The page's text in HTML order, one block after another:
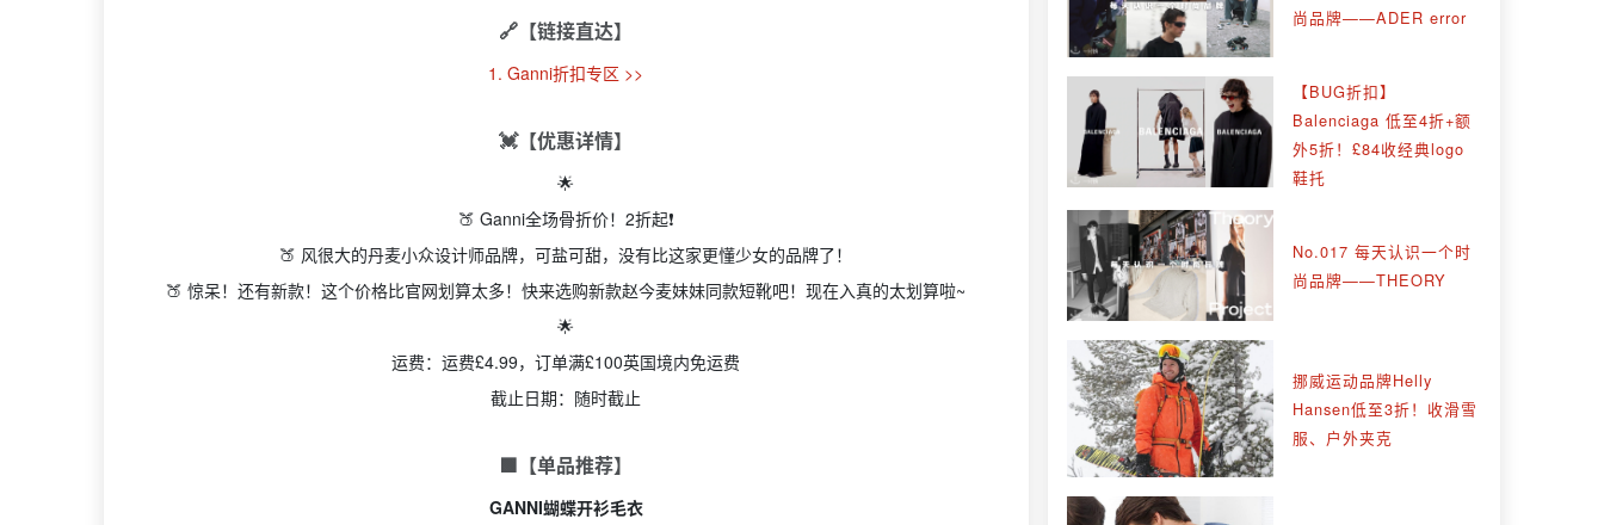
🔗【链接直达】
1. Ganni折扣专区 >>
💓【优惠详情】
🌟
🍑 Ganni全场骨折价！2折起❗
🍑 风很大的丹麦小众设计师品牌，可盐可甜，没有比这家更懂少女的品牌了！
🍑 惊呆！还有新款！这个价格比官网划算太多！快来选购新款赵今麦妹妹同款短靴吧！现在入真的太划算啦~
🌟
运费：运费£4.99，订单满£100英国境内免运费
截止日期：随时截止
🟩【单品推荐】
GANNI蝴蝶开衫毛衣
尚品牌——ADER error
【BUG折扣】
Balenciaga 低至4折+额
外5折！£84收经典logo
鞋托
No.017 每天认识一个时
尚品牌——THEORY
挪威运动品牌Helly
Hansen低至3折！收滑雪
服、户外夹克